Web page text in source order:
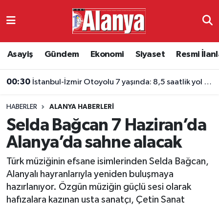
Asayiş Gündem Ekonomi Siyaset Resmi
00:30 İstanbul-İzmir Otoyolu 7 yaşında: 8,5 saatlik yol 3,5 saate indi
HABERLER ALANYA HABERLERI
Selda Bağcan 7 Haziran’da
Alanya’da sahne alacak
Türk müziğinin efsane isimlerinden Selda Bağcan,
Alanyalı hayranlarıyla yeniden buluşmaya
hazırlanıyor. Özgün müziğin güçlü sesi olarak
hafızalara kazınan usta sanatçı, Çetin Sanat
Ekonomi
Resmi İlanlar
Alanyaspor
Turizm
Antalya Namaz Vakitleri
Süper Lig Puan Durumu ve Fikstür
Tüm Manşetler
Son Dakika Haberleri